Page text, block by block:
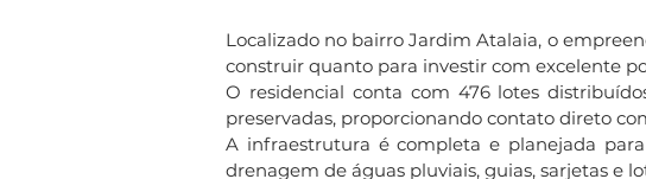
Localizado no bairro Jardim Atalaia, o
construir quanto para investir com excelente
O residencial conta com 476 lotes
preservadas, proporcionando contato direto
A infraestrutura é completa e planejada
drenagem de águas pluviais, guias, sarjetas e